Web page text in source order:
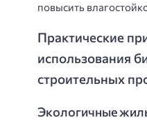
повысить
Практические
использования
строительных
Экологичные